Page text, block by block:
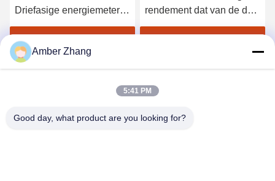
Driefasige energiemeter
Test Multimeter Testbank
rendement dat van de de
Kwaliteitsanalysator van
analyseert
Amber Zhang
5:41 PM
Good day, what product are you looking for?